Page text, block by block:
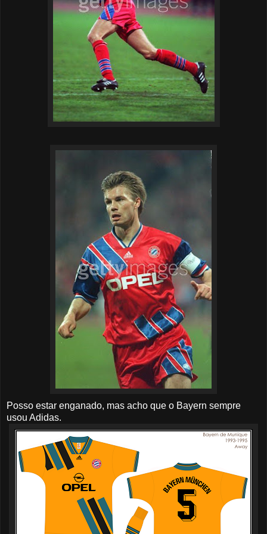
Posso estar enganado, mas acho que o Bayern sempre
usou Adidas.